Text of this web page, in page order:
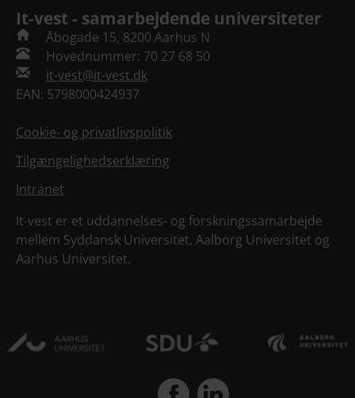
It-vest - samarbejdende universiteter
Åbogade 15, 8200 Aarhus N
Hovednummer: 70 27 68 50
it-vest@it-vest.dk
EAN: 5798000424937
Cookie- og privatlivspolitik
Tilgængelighedserklæring
Intranet
It-vest er et uddannelses- og forskningssamarbejde
mellem Syddansk Universitet, Aalborg Universitet og
Aarhus Universitet.